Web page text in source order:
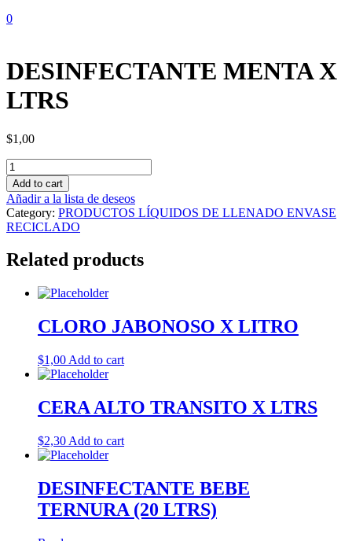
0
DESINFECTANTE MENTA X
LTRS
$1,00
DESINFECTANTE
MENTA
X
LTRS
quantity
Add to cart
Añadir a la lista de deseos
Category: PRODUCTOS LÍQUIDOS DE LLENADO ENVASE
RECICLADO
Related products
CLORO JABONOSO X LITRO
$1,00 Add to cart
CERA ALTO TRANSITO X LTRS
$2,30 Add to cart
DESINFECTANTE BEBE
TERNURA (20 LTRS)